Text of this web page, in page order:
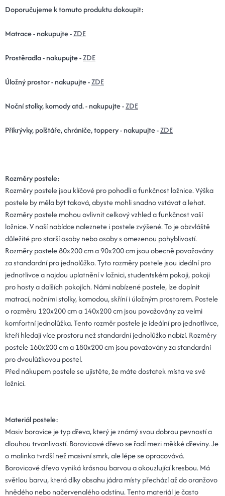
Doporučujeme k tomuto produktu dokoupit:
Matrace - nakupujte -ZDE
Prostěradla - nakupujte -ZDE
Úložný prostor - nakupujte -ZDE
Noční stolky, komody atd. - nakupujte -ZDE
Přikrývky, polštáře, chrániče, toppery - nakupujte -ZDE
Rozměry postele:
Rozměry postele jsou klíčové pro pohodlí a funkčnost ložnice. Výška
postele by měla být taková, abyste mohli snadno vstávat a lehat.
Rozměry postele mohou ovlivnit celkový vzhled a funkčnost vaší
ložnice. V naší nabídce naleznete i postele zvýšené. To je obzvláště
důležité pro starší osoby nebo osoby s omezenou pohyblivostí.
Rozměry postele 80x200 cm a 90x200 cm jsou obecně považovány
za standardní pro jednolůžko. Tyto rozměry postele jsou ideální pro
jednotlivce a najdou uplatnění v ložnici, studentském pokoji, pokoji
pro hosty a dalších pokojích. Námi nabízené postele, lze doplnit
matrací, nočními stolky, komodou, skříní i úložným prostorem. Postele
o rozměru 120x200 cm a 140x200 cm jsou považovány za velmi
komfortní jednolůžka. Tento rozměr postele je ideální pro jednotlivce,
kteří hledají více prostoru než standardní jednolůžko nabízí. Rozměry
postele 160x200 cm a 180x200 cm jsou považovány za standardní
pro dvoulůžkovou postel.
Před nákupem postele se ujistěte, že máte dostatek místa ve své
ložnici.
Materiál postele:
Masiv borovice je typ dřeva, který je známý svou dobrou pevností a
dlouhou trvanlivostí. Borovicové dřevo se řadí mezi měkké dřeviny. Je
o malinko tvrdší než masivní smrk, ale lépe se opracovává.
Borovicové dřevo vyniká krásnou barvou a okouzlující kresbou. Má
světlou barvu, která díky obsahu jádra místy přechází až do oranžovo
hnědého nebo načervenalého odstínu. Tento materiál je často